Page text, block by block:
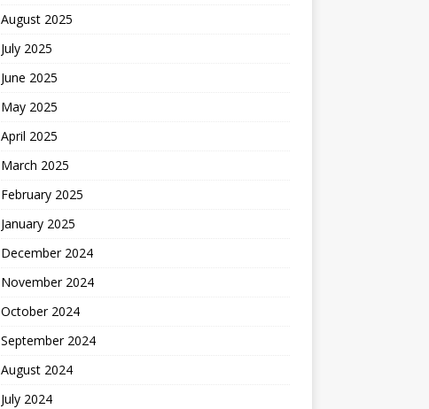
August 2025
July 2025
June 2025
May 2025
April 2025
March 2025
February 2025
January 2025
December 2024
November 2024
October 2024
September 2024
August 2024
July 2024